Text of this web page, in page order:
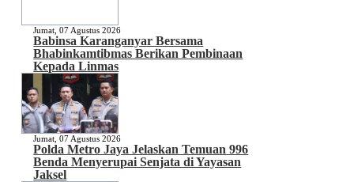
Jumat, 07 Agustus 2026
Babinsa Karanganyar Bersama
Bhabinkamtibmas Berikan Pembinaan
Kepada Linmas
Jumat, 07 Agustus 2026
Polda Metro Jaya Jelaskan Temuan 996
Benda Menyerupai Senjata di Yayasan
Jaksel